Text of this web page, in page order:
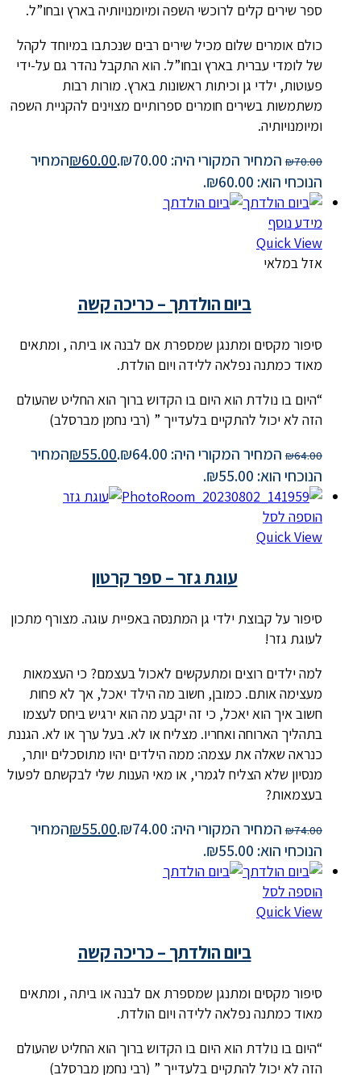
ספר שירים קלים לרוכשי השפה ומיומנויותיה בארץ ובחו”ל.
כולם אומרים שלום מכיל שירים רבים שנכתבו במיוחד לקהל
של לומדי עברית בארץ ובחו”ל. הוא התקבל נהדר גם על-ידי
פעוטות, ילדי גן וכיתות ראשונות בארץ. מורות רבות
משתמשות בשירים חומרים ספרותיים מצוינים להקניית השפה
ומיומנויותיה.
₪70.00 המחיר המקורי היה: ₪70.00. ₪60.00
המחיר
הנוכחי הוא: ₪60.00.
מידע נוסף
Quick View
אזל במלאי
ביום הולדתך – כריכה קשה
סיפור מקסים ומתנגן שמספרת אם לבנה או ביתה , ומתאים
מאוד כמתנה נפלאה ללידה ויום הולדת.
“היום בו נולדת הוא היום בו הקדוש ברוך הוא החליט שהעולם
הזה לא יכול להתקיים בלעדייך ” (רבי נחמן מברסלב)
₪64.00 המחיר המקורי היה: ₪64.00. ₪55.00
המחיר
הנוכחי הוא: ₪55.00.
הוספה לסל
Quick View
עוגת גזר – ספר קרטון
סיפור על קבוצת ילדי גן המתנסה באפיית עוגה. מצורף מתכון
לעוגת גזר!
למה ילדים רוצים ומתעקשים לאכול בעצמם? כי העצמאות
מעצימה אותם. כמובן, חשוב מה הילד יאכל, אך לא פחות
חשוב איך הוא יאכל, כי זה יקבע מה הוא ירגיש ביחס לעצמו
בתהליך הארוחה ואחריו. מצליח או לא. בעל ערך או לא. הגננת
כנראה שאלה את עצמה: ממה הילדים יהיו מתוסכלים יותר,
מנסיון שלא הצליח לגמרי, או מאי הענות שלי לבקשתם לפעול
בעצמאות?
₪74.00 המחיר המקורי היה: ₪74.00. ₪55.00
המחיר
הנוכחי הוא: ₪55.00.
הוספה לסל
Quick View
ביום הולדתך – כריכה קשה
סיפור מקסים ומתנגן שמספרת אם לבנה או ביתה , ומתאים
מאוד כמתנה נפלאה ללידה ויום הולדת.
“היום בו נולדת הוא היום בו הקדוש ברוך הוא החליט שהעולם
הזה לא יכול להתקיים בלעדייך ” (רבי נחמן מברסלב)